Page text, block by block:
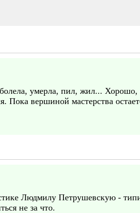
умерла, пил, жил... Хорошо,
вершиной мастерства
Людмилу Петрушевскую -
не за что.